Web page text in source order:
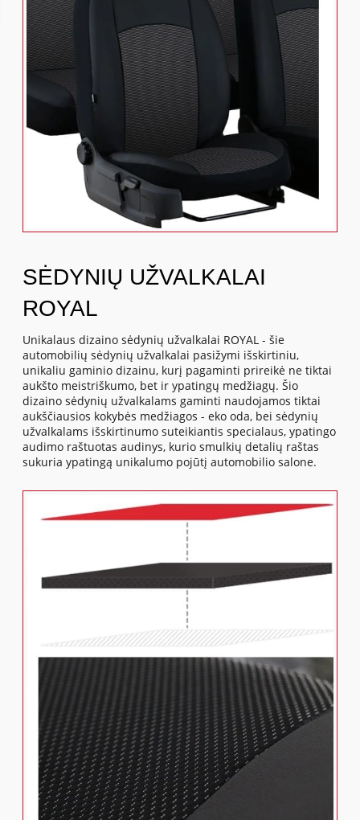
SĖDYNIŲ UŽVALKALAI
ROYAL
Unikalaus dizaino sėdynių užvalkalai ROYAL - šie
automobilių sėdynių užvalkalai pasižymi išskirtiniu,
unikaliu gaminio dizainu, kurį pagaminti prireikė ne tiktai
aukšto meistriškumo, bet ir ypatingų medžiagų. Šio
dizaino sėdynių užvalkalams gaminti naudojamos tiktai
aukščiausios kokybės medžiagos - eko oda, bei sėdynių
užvalkalams išskirtinumo suteikiantis specialaus, ypatingo
audimo raštuotas audinys, kurio smulkių detalių raštas
sukuria ypatingą unikalumo pojūtį automobilio salone.